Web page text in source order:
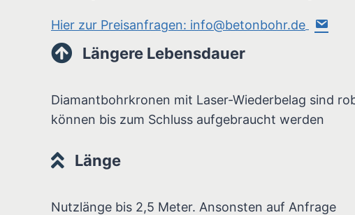
Hier zur Preisanfragen: info@betonbohr.de
Längere Lebensdauer
Diamantbohrkronen mit Laser-Wiederbelag sind
können bis zum Schluss aufgebraucht werden
Länge
Nutzlänge bis 2,5 Meter. Ansonsten auf Anfrage